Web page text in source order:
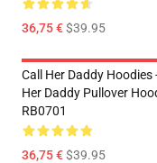
36,75 €$39.95
Call Her Daddy Hoodies -
Her Daddy Pullover
RB0701
36,75 €$39.95